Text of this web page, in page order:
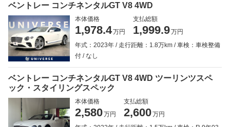
ベントレー コンチネンタルGT V8 4WD
本体価格
1,978.4万円
支払総額
1,999.9万円
年式：2023年
走行距離：1.8万km
車検：車検整備
付
なし
ベントレー コンチネンタルGT V8 4WD ツーリンツスペ
ック・スタイリングスペック
本体価格
2,580万円
支払総額
2,600万円